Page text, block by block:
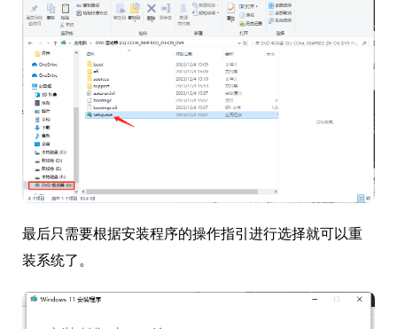
最后只需要根据安装程序的操作指引进行选择就可以重
装系统了。